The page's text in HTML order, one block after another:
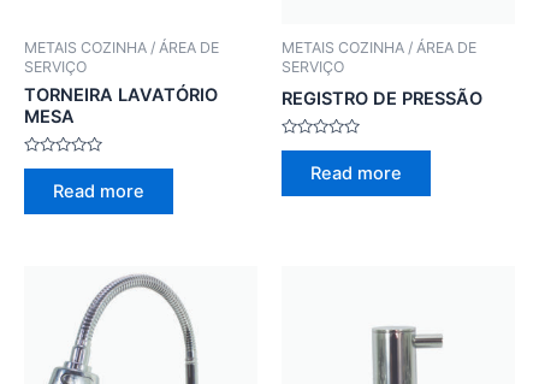
METAIS COZINHA / ÁREA DE
SERVIÇO
TORNEIRA LAVATÓRIO
MESA
Rated
Read more
METAIS COZINHA / ÁREA DE
SERVIÇO
REGISTRO DE PRESSÃO
Rated
Read more